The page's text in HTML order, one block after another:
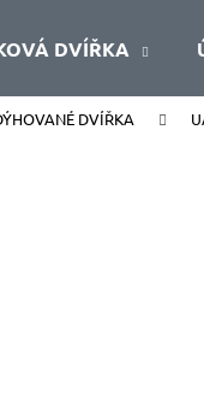
DVÍŘKA
DVÍŘKACo